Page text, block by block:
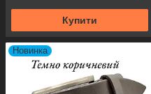
Купити
Новинка